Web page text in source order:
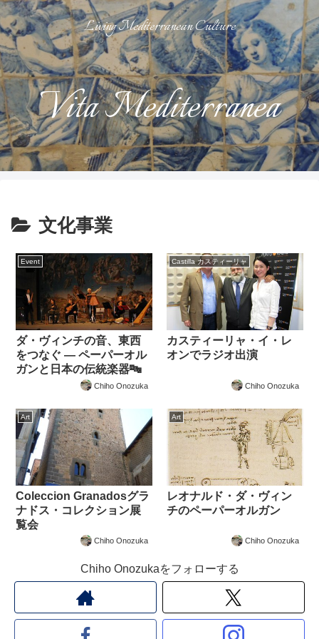
Living Mediterranean Culture
Vita Mediterranea
文化事業
Event
ダ・ヴィンチの音、東西
をつなぐ — ペーパーオル
ガンと日本の伝統楽器🔤
Chiho Onozuka
Castilla カスティーリャ
カスティーリャ・イ・レ
オンでラジオ出演
Chiho Onozuka
Art
Coleccion Granadosグラ
ナドス・コレクション展
覧会
Chiho Onozuka
Art
レオナルド・ダ・ヴィン
チのペーパーオルガン
Chiho Onozuka
Chiho Onozukaをフォローする